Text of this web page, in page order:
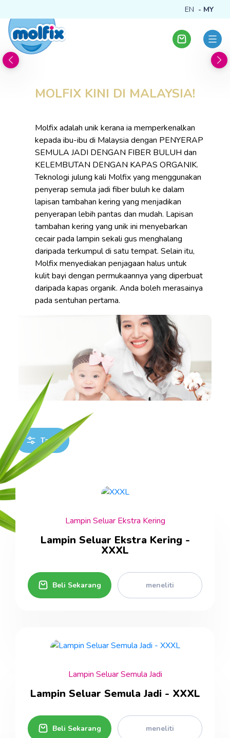
EN MY
MOLFIX KINI DI MALAYSIA!
Molfix adalah unik kerana ia memperkenalkan
kepada ibu-ibu di Malaysia dengan PENYERAP
SEMULA JADI DENGAN FIBER BULUH dan
KELEMBUTAN DENGAN KAPAS ORGANIK.
Teknologi julung kali Molfix yang menggunakan
penyerap semula jadi fiber buluh ke dalam
lapisan tambahan kering yang menjadikan
penyerapan lebih pantas dan mudah. Lapisan
tambahan kering yang unik ini menyebarkan
cecair pada lampin sekali gus menghalang
daripada terkumpul di satu tempat. Selain itu,
Molfix menyediakan penjagaan halus untuk
kulit bayi dengan permukaannya yang diperbuat
daripada kapas organik. Anda boleh merasainya
pada sentuhan pertama.
Tapis
Lampin Seluar Ekstra Kering
Lampin Seluar Ekstra Kering -
XXXL
Beli Sekarang meneliti
Lampin Seluar Semula Jadi
Lampin Seluar Semula Jadi - XXXL
Beli Sekarang meneliti